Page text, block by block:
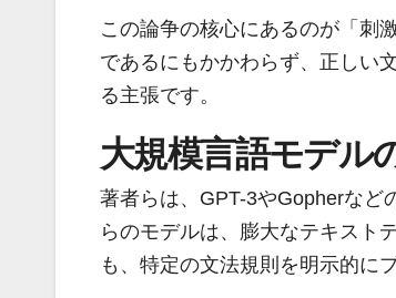
この論争の核心にあるのが「刺
であるにもかかわらず、正しい
る主張です。
大規模言語モデル
著者らは、GPT-3やGopherなど
らのモデルは、膨大なテキスト
も、特定の文法規則を明示的に